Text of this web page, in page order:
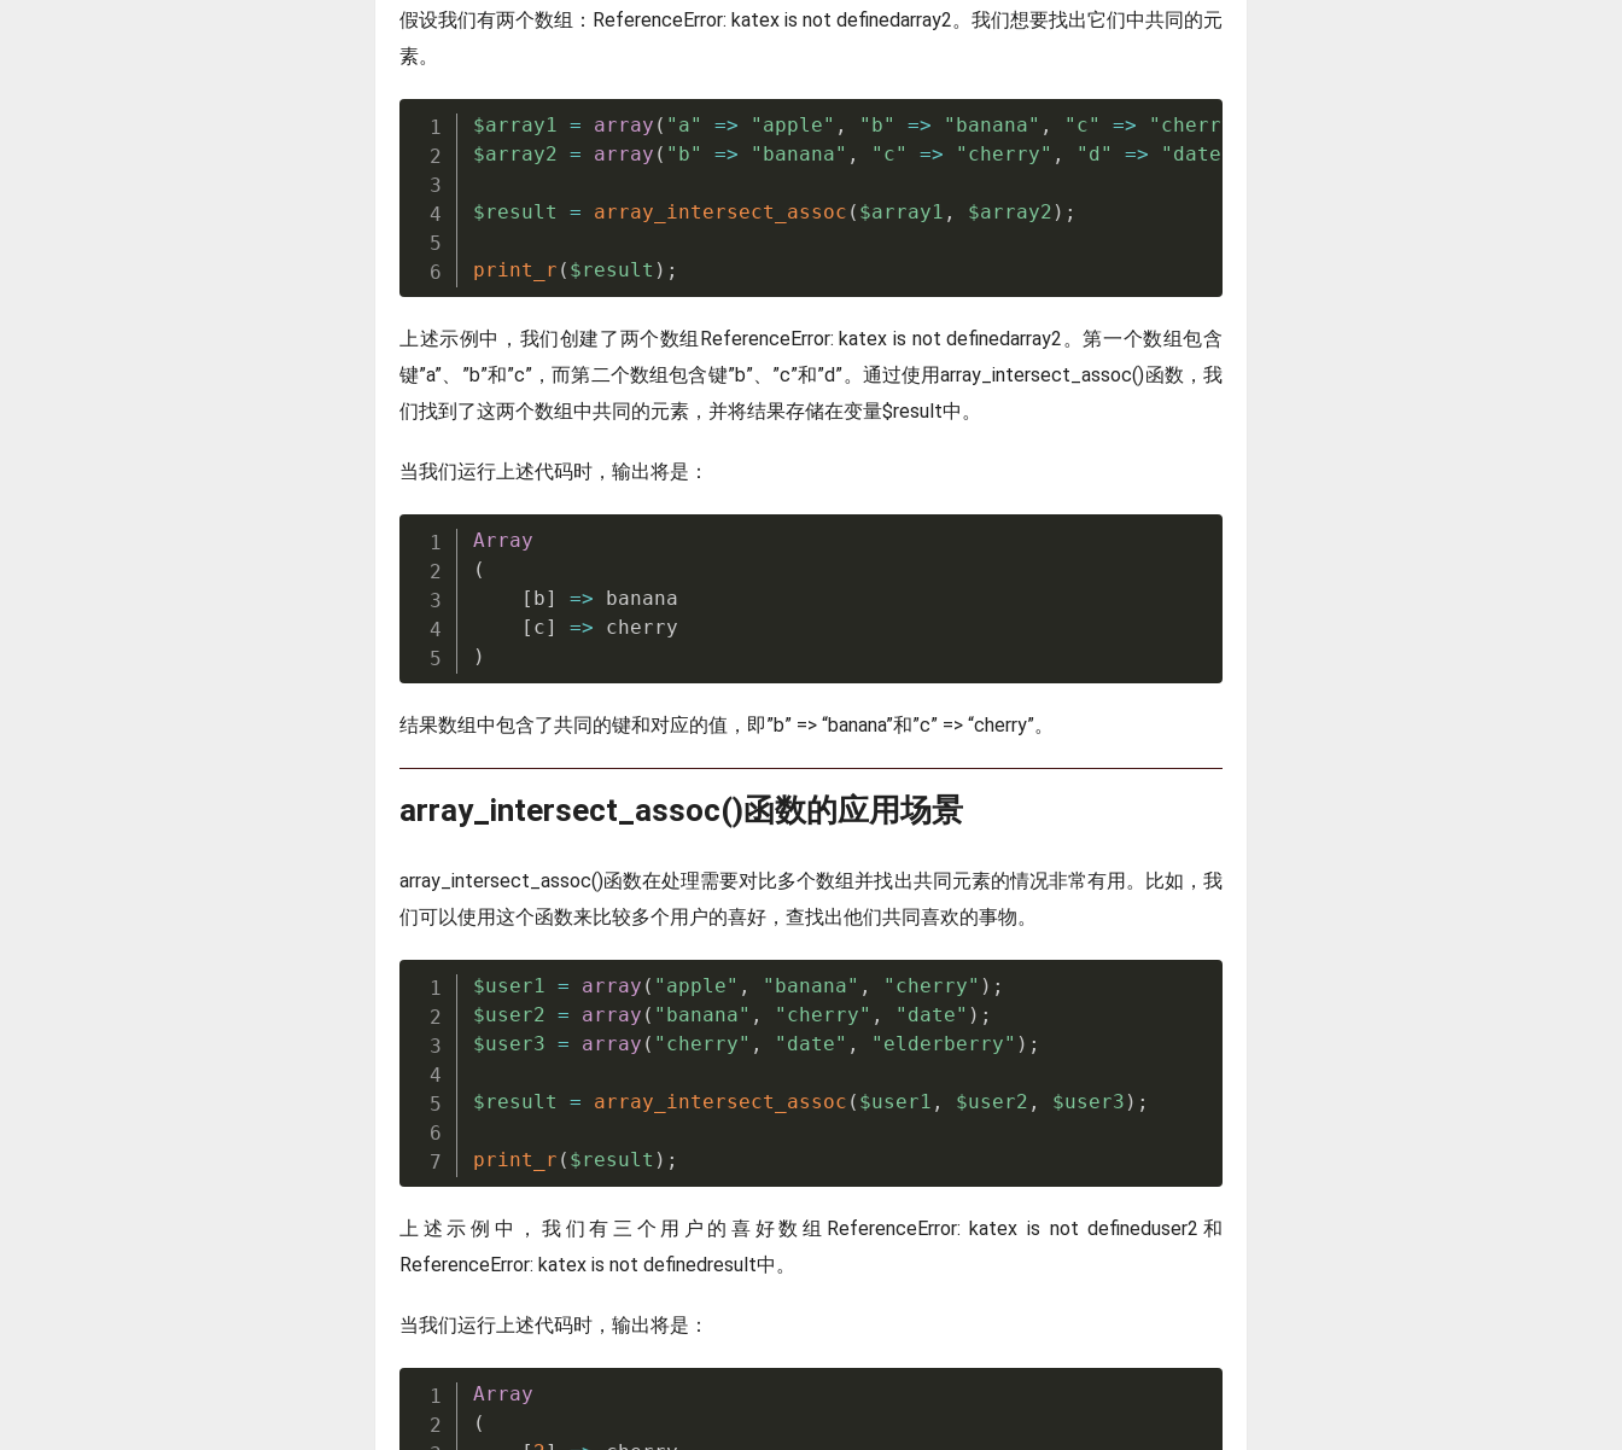
假设我们有两个数组： ReferenceError: katex is not definedarray2。我们想要找出它们中共同的元
素。
$array1 = array ( "a" => "apple" , "b" => "banana" , "c" => "cherry"
$array2 = array ( "b" => "banana" , "c" => "cherry" , "d" => "date"
$result = array_intersect_assoc ( $array1 , $array2 ) ;
print_r ( $result ) ;
上述示例中，我们创建了两个数组 ReferenceError: katex is not definedarray2。第一个数组包含
键”a”、”b”和”c”，而第二个数组包含键”b”、”c”和”d”。通过使用array_intersect_assoc()函数，我
们找到了这两个数组中共同的元素，并将结果存储在变量$result中。
当我们运行上述代码时，输出将是：
Array
(
[ b] => banana
[ c] =>
)
结果数组中包含了共同的键和对应的值，即”b” => “banana”和”c” => “cherry”。
array_intersect_assoc()函数的应用场景
array_intersect_assoc()函数在处理需要对比多个数组并找出共同元素的情况非常有用。比如，我
们可以使用这个函数来比较多个用户的喜好，查找出他们共同喜欢的事物。
$user1 = array ( "apple" , "banana" , "cherry" ) ;
$user2 = array ( "banana" , "cherry" , "date" ) ;
$user3 = array ( "cherry" , "date" , "elderberry" ) ;
$result = array_intersect_assoc ( $user1 , $user2 , $user3 ) ;
print_r ( $result ) ;
上述示例中，我们有三个用户的喜好数组 ReferenceError: katex is not defineduser2和
ReferenceError: katex is not definedresult中。
当我们运行上述代码时，输出将是：
Array
(